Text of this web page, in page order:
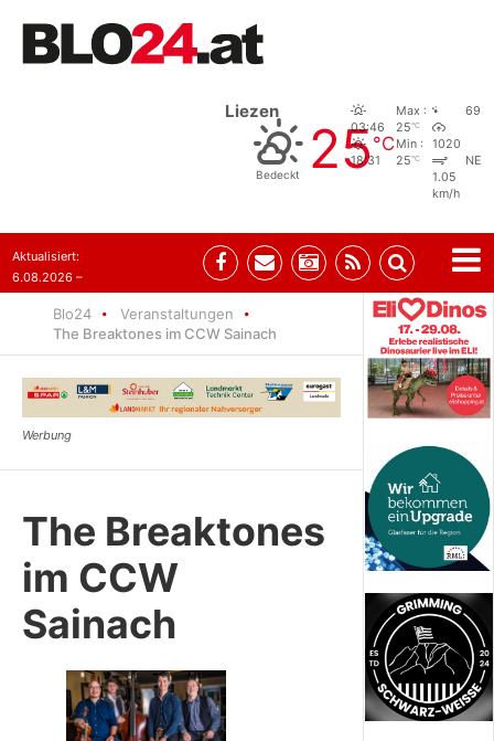
Liezen
Bedeckt 25°C
03:46
18:31
Max :
25°C
Min :
25°C
69
1020
NE
1.05
km/h
Aktualisiert:
6.08.2026 –
Blo24
Veranstaltungen
The Breaktones im CCW Sainach
The Breaktones
im CCW
Sainach